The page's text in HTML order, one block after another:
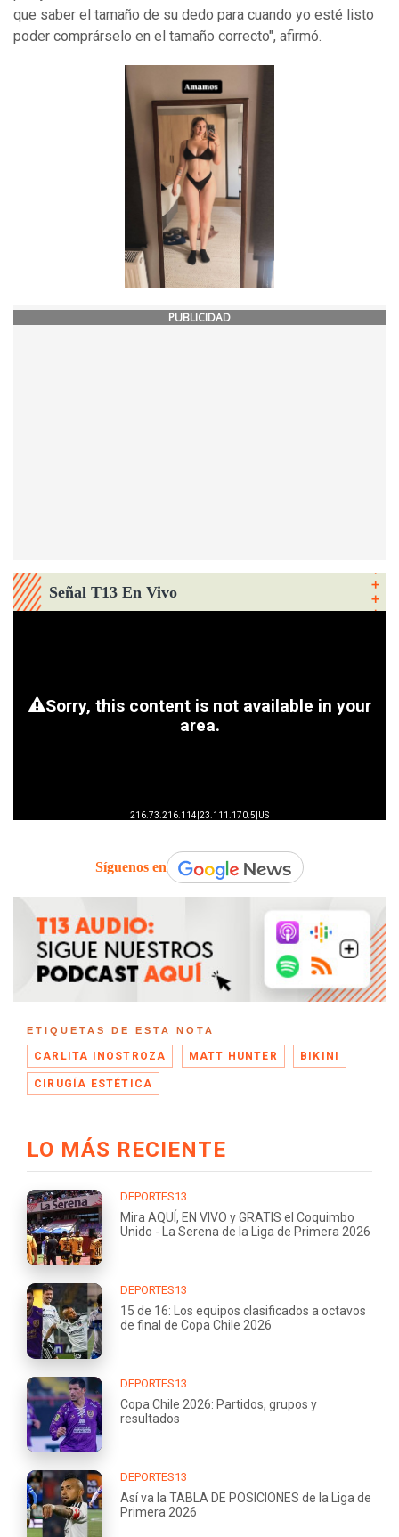
que saber el tamaño de su dedo para cuando yo esté listo
poder comprárselo en el tamaño correcto", afirmó.
PUBLICIDAD
Señal T13 En Vivo
Síguenos en
ETIQUETAS DE ESTA NOTA
CARLITA INOSTROZA MATT HUNTER BIKINI
CIRUGÍA ESTÉTICA
LO MÁS RECIENTE
DEPORTES13
Mira AQUÍ, EN VIVO y GRATIS el Coquimbo
Unido - La Serena de la Liga de Primera 2026
DEPORTES13
15 de 16: Los equipos clasificados a octavos
de final de Copa Chile 2026
DEPORTES13
Copa Chile 2026: Partidos, grupos y
resultados
DEPORTES13
Así va la TABLA DE POSICIONES de la Liga de
Primera 2026